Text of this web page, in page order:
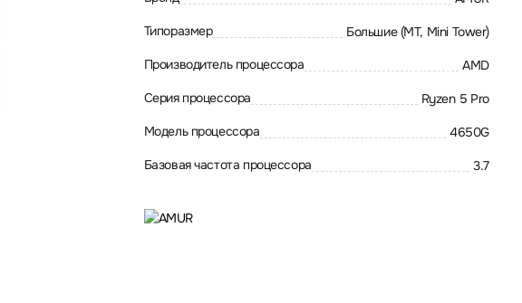
Типоразмер Большие (MT, Mini Tower)
Производитель процессора AMD
Серия процессора Ryzen 5 Pro
Модель процессора 4650G
Базовая частота процессора 3.7